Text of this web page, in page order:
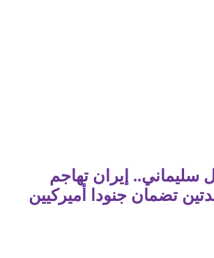
سليماني.. إيران تهاجم
تضمان جنودا أميركيين